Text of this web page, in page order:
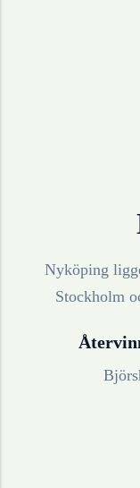
Nyköping
Stockholm